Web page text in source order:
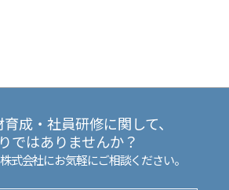
成・社員研修に関して、
ではありませんか？
式会社にお気軽にご相談ください。